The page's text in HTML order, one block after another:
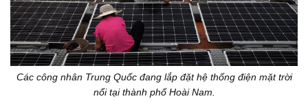
Các công nhân Trung Quốc đang lắp đặt hệ thống điện mặt trời
nổi tại thành phố Hoài Nam.